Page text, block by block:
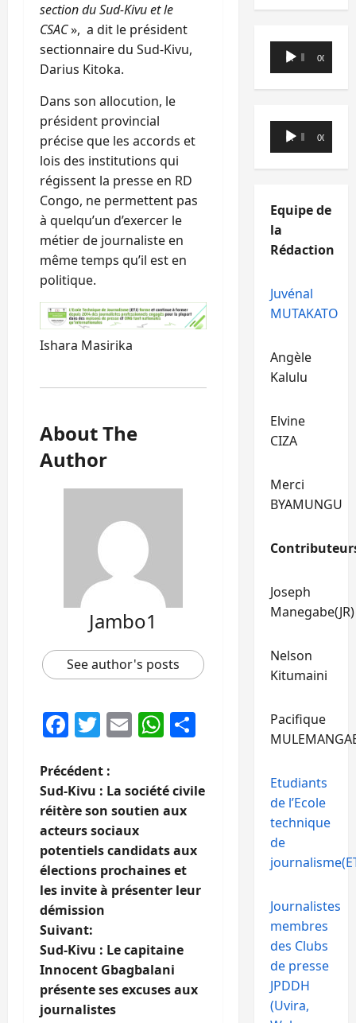
section du Sud-Kivu et le
CSAC», a dit le président
sectionnaire du Sud-Kivu,
Darius Kitoka.
Dans son allocution, le
président provincial
précise que les accords et
lois des institutions qui
régissent la presse en RD
Congo, ne permettent pas
à quelqu’un d’exercer le
métier de journaliste en
même temps qu’il est en
politique.
Ishara Masirika
About The
Author
Jambo1
See author's posts
Facebook
Twitter
EmailWhatsApp
Partager
N
a
v
i
g
a
t
i
Précédent :
Sud-Kivu : La société civile
réitère son soutien aux
acteurs sociaux
potentiels candidats aux
élections prochaines et
les invite à présenter leur
démission
Suivant:
Sud-Kivu : Le capitaine
Innocent Gbagbalani
présente ses excuses aux
journalistes
Lecteur
audio
00:00 00:00
Lecteur
audio
00:00 00:00
Equipe de
la
Rédaction
Juvénal
MUTAKATO
Angèle
Kalulu
Elvine
CIZA
Merci
BYAMUNGU
Joseph
Manegabe(JR)
Nelson
Kitumaini
Pacifique
Etudiants
de l’Ecole
technique
de
Journalistes
membres
des Clubs
de presse
JPDDH
(Uvira,